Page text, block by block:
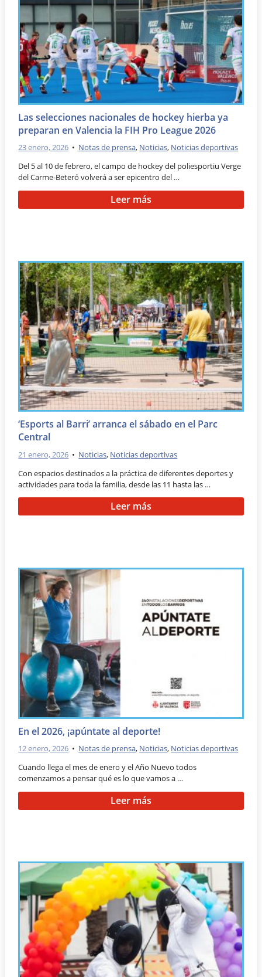
Las selecciones nacionales de hockey hierba ya
preparan en Valencia la FIH Pro League 2026
23 enero, 2026 • Notas de prensa, Noticias, Noticias deportivas
Del 5 al 10 de febrero, el campo de hockey del poliesportiu Verge
del Carme-Beteró volverá a ser epicentro del …
Leer más
‘Esports al Barri’ arranca el sábado en el Parc
Central
21 enero, 2026 • Noticias, Noticias deportivas
Con espacios destinados a la práctica de diferentes deportes y
actividades para toda la familia, desde las 11 hasta las …
Leer más
En el 2026, ¡apúntate al deporte!
12 enero, 2026 • Notas de prensa, Noticias, Noticias deportivas
Cuando llega el mes de enero y el Año Nuevo todos
comenzamos a pensar qué es lo que vamos a …
Leer más